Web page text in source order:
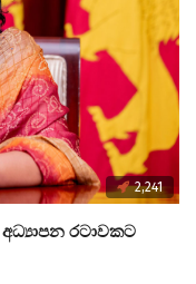
2,241
රටාවකට